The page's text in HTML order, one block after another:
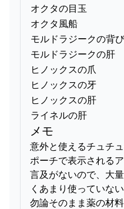
オクタの目玉
オクタ風船
モルドラジークの背
モルドラジークの肝
ヒノックスの爪
ヒノックスの牙
ヒノックスの肝
ライネルの肝
メモ
意外と使えるチュチ
ポーチで表示される
言及がないので、大
くあまり使っていな
勿論そのまま薬の材